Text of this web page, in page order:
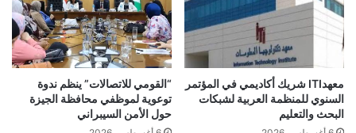
معهدITI شريك أكاديمي في المؤتمر
السنوي للمنظمة العربية لشبكات
البحث والتعليم
“القومي للاتصالات” ينظم ندوة
توعوية لموظفي محافظة الجيزة
حول الأمن السيبراني